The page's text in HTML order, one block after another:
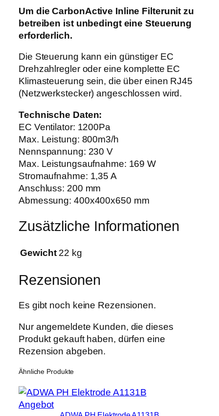
n
g
Um die CarbonActive Inline Filterunit zu
betreiben ist unbedingt eine Steuerung
erforderlich.
Die Steuerung kann ein günstiger EC
Drehzahlregler oder eine komplette EC
Klimasteuerung sein, die über einen RJ45
(Netzwerkstecker) angeschlossen wird.
Technische Daten:
EC Ventilator: 1200Pa
Max. Leistung: 800m3/h
Nennspannung: 230 V
Max. Leistungsaufnahme: 169 W
Stromaufnahme: 1,35 A
Anschluss: 200 mm
Abmessung: 400x400x650 mm
Zusätzliche Informationen
Gewicht 22 kg
Rezensionen
Es gibt noch keine Rezensionen.
Nur angemeldete Kunden, die dieses
Produkt gekauft haben, dürfen eine
Rezension abgeben.
Ähnliche Produkte
AngebotProdukt